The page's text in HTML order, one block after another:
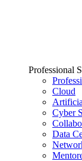
Professional
Cloud
Cyber
Data